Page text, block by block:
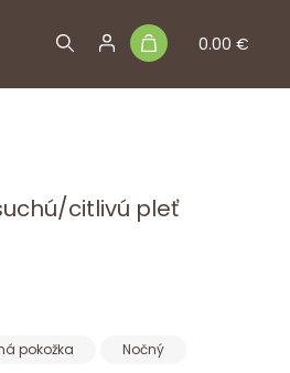
0.00 €
citlivú pleť
pokožka Nočný